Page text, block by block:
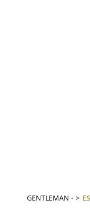
GENTLEMAN -